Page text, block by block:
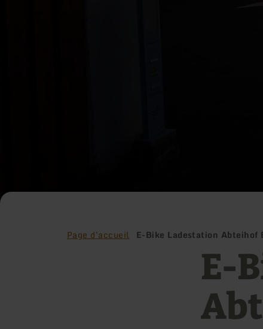
Page d'accueil E-Bike Ladestation Abteihof
E-